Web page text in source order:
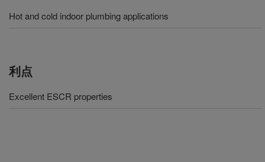
Hot and cold indoor plumbing applications
利点
Excellent ESCR properties